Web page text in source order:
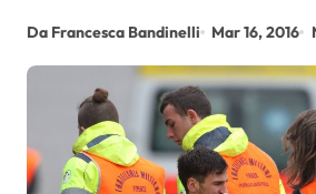
Da Francesca Bandinelli Mar 16, 2016